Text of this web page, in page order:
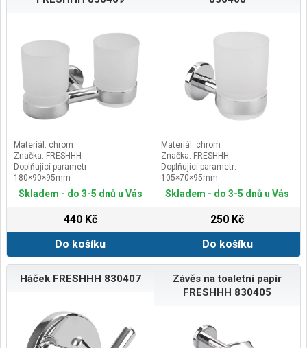
Materiál: chrom
Značka: FRESHHH
Doplňující parametr:
180×90×95mm
Skladem - do 3-5 dnů u Vás
440 Kč
Do košíku
Materiál: chrom
Značka: FRESHHH
Doplňující parametr:
105×70×95mm
Skladem - do 3-5 dnů u Vás
250 Kč
Do košíku
Háček FRESHHH 830407
Závěs na toaletní papír
FRESHHH 830405